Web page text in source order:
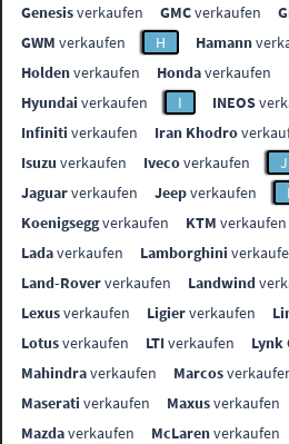
Genesisverkaufen GMCverkaufen
GWM verkaufen H Hamann
Holdenverkaufen Hondaverkaufen
Hyundai verkaufen I INEOS
Infiniti verkaufen Iran Khodro
Isuzu verkaufen Ivecoverkaufen J
Jaguarverkaufen Jeepverkaufen
Koenigseggverkaufen KTM verkaufen
Ladaverkaufen Lamborghini
Land-Roververkaufen Landwind
Lexusverkaufen Ligierverkaufen
Lotusverkaufen LTIverkaufen Lynk
Mahindraverkaufen Marcos
Maserati verkaufen Maxusverkaufen
Mazdaverkaufen McLarenverkaufen